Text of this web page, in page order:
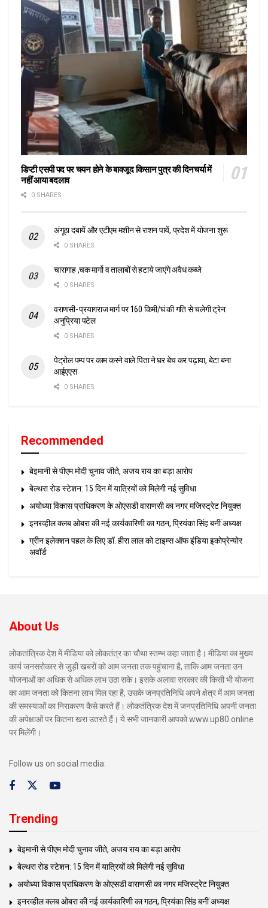
डिप्टी एसपी पद पर चयन होने के बावजूद किसान पुत्र की दिनचर्या में
नहीं आया बदलाव
0 SHARES
अंगूठा दबायें और एटीएम मशीन से राशन पायें, प्रदेश में योजना शुरू
0 SHARES
चारागाह ,चक मार्गो व तालाबों से हटाये जाएंगे अवैध कब्जे
0 SHARES
वराणसी- प्रयागराज मार्ग पर 160 किमी/घं की गति से चलेगी ट्रेन:
अनुप्रिया पटेल
0 SHARES
पेट्रोल पम्प पर काम करने वाले पिता ने घर बेच कर पढ़ाया, बेटा बना
आईएएस
0 SHARES
Recommended
बेइमानी से पीएम मोदी चुनाव जीते, अजय राय का बड़ा आरोप
बेल्थरा रोड स्टेशन: 15 दिन में यात्रियों को मिलेगी नई सुविधा
अयोध्या विकास प्राधिकरण के ओएसडी वाराणसी का नगर मजिस्ट्रेट नियुक्त
इनरव्हील क्लब ओबरा की नई कार्यकारिणी का गठन, प्रियंका सिंह बनीं अध्यक्ष
ग्रीन इलेक्शन पहल के लिए डॉ. हीरा लाल को टाइम्स ऑफ इंडिया इकोप्रेन्योर
अवॉर्ड
About Us
लोकतांत्रिक देश में मीडिया को लोकतंत्र का चौथा स्तम्भ कहा जाता है। मीडिया का मुख्य
कार्य जनसरोकार से जुड़ी खबरों को आम जनता तक पहुंचाना है, ताकि आम जनता उन
योजनाओं का अधिक से अधिक लाभ उठा सके। इसके अलावा सरकार की किसी भी योजना
का आम जनता को कितना लाभ मिल रहा है, उसके जनप्रतिनिधि अपने क्षेत्र में आम जनता
की समस्याओं का निराकरण कैसे करते हैं। लोकतंत्रिक देश में जनप्रतिनिधि अपनी जनता
की अपेक्षाओं पर कितना खरा उतरते हैं। ये सभी जानकारी आपको www.up80.online
पर मिलेंगी।
Follow us on social media:
Trending
बेइमानी से पीएम मोदी चुनाव जीते, अजय राय का बड़ा आरोप
बेल्थरा रोड स्टेशन: 15 दिन में यात्रियों को मिलेगी नई सुविधा
अयोध्या विकास प्राधिकरण के ओएसडी वाराणसी का नगर मजिस्ट्रेट नियुक्त
इनरव्हील क्लब ओबरा की नई कार्यकारिणी का गठन, प्रियंका सिंह बनीं अध्यक्ष